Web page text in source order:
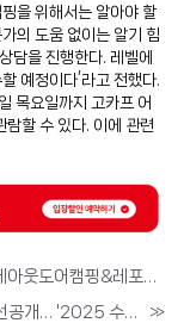
핑을 위해서는 알아야 할
의 도움 없이는 알기 힘
담을 진행한다. 레벨에
예정이다’라고 전했다.
목요일까지 고카프 어
할 수 있다. 이에 관련
대한민국 최대 캠핑, 레포츠 박람회 ‘2025 국제아웃도어캠핑&레포츠페스티벌’, 7월 18일부터 서울 SETEC에서 개최
‘2025 신제품 런칭쇼’ 통해 트렌드 리딩 아이템 선공개… '2025 수원메쎄 고카프 더 파이널 시즌' 8월 29일부터 수원메쎄에서 개최
»